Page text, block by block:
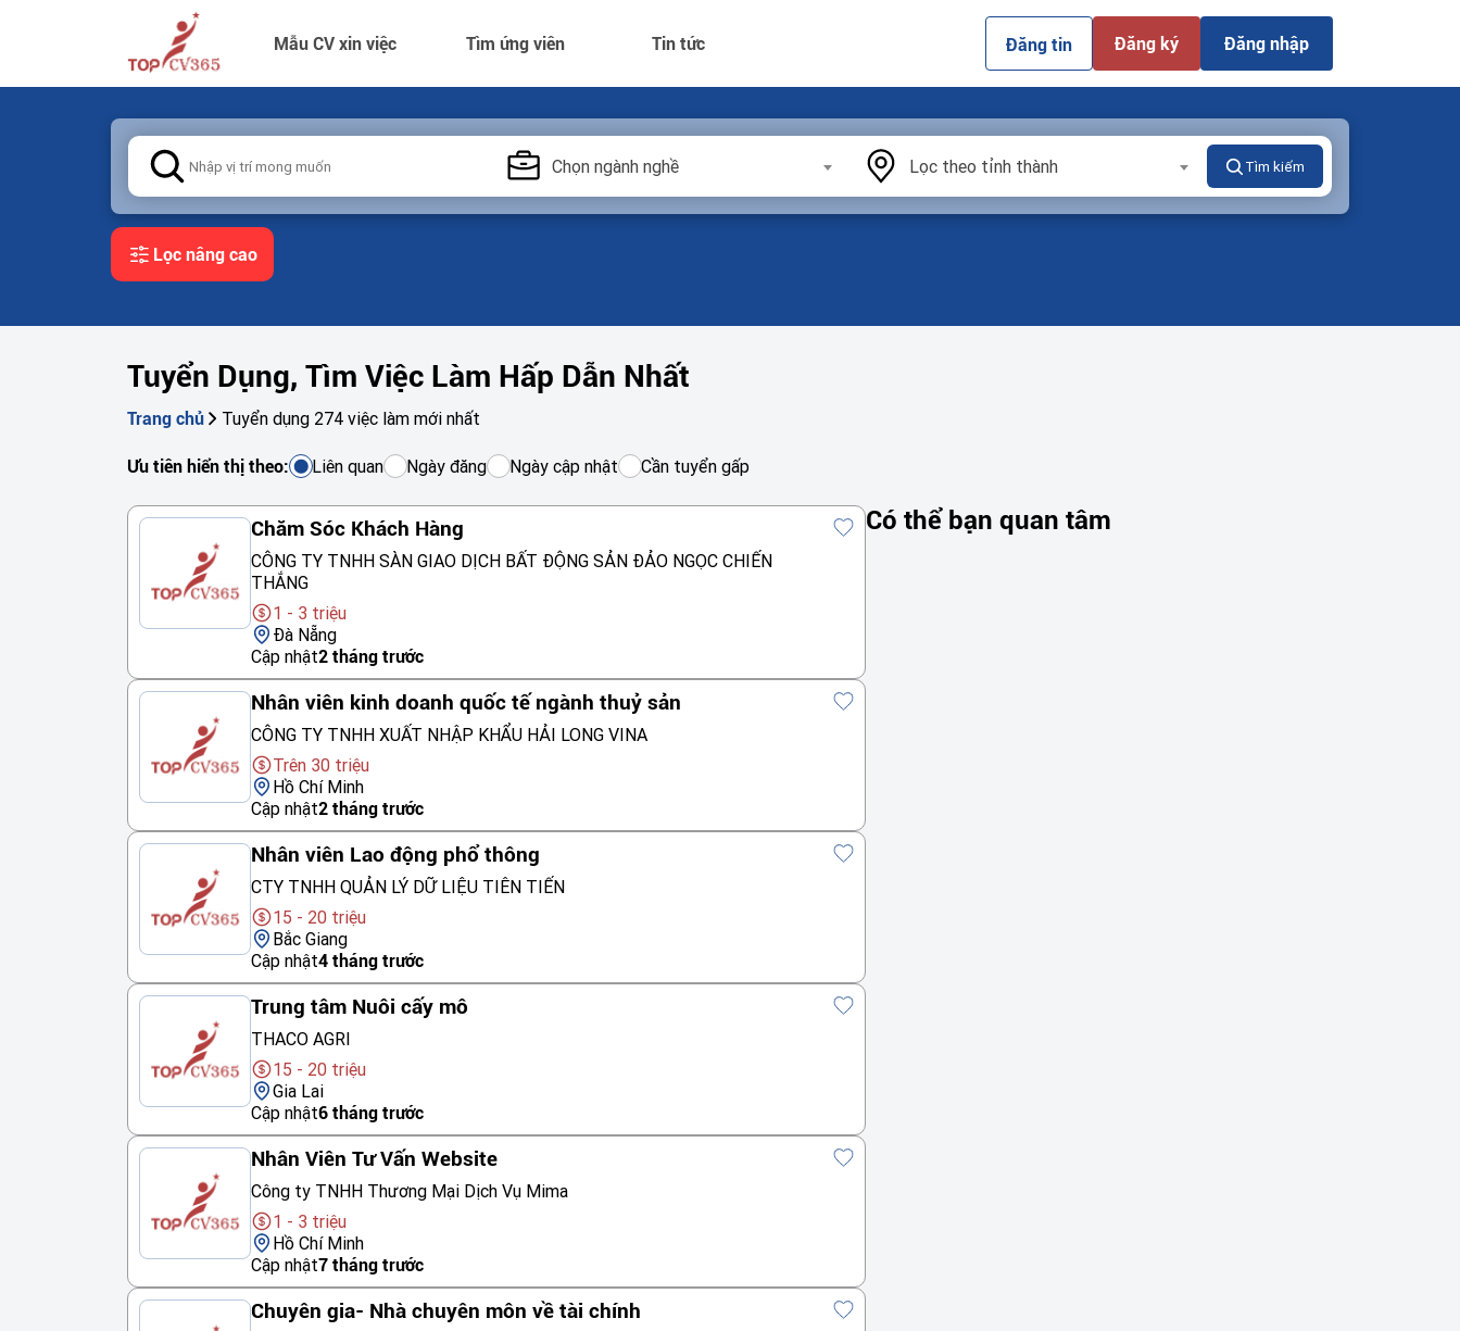
Mẫu CV xin việc Tìm ứng viên Tin tức Đăng tin Đăng ký Đăng nhập
Chọn ngành nghề Lọc theo tỉnh thành Tìm kiếm
Lọc nâng cao
Tuyển Dụng, Tìm Việc Làm Hấp Dẫn Nhất
Trang chủ Tuyển dụng 274 việc làm mới nhất
Ưu tiên hiển thị theo: Liên quan Ngày đăng Ngày cập nhật Cần tuyển gấp
Chăm Sóc Khách Hàng
CÔNG TY TNHH SÀN GIAO DỊCH BẤT ĐỘNG SẢN ĐẢO NGỌC CHIẾN
THẮNG
1 - 3 triệu
Đà Nẵng
Cập nhật2 tháng trước
Nhân viên kinh doanh quốc tế ngành thuỷ sản
CÔNG TY TNHH XUẤT NHẬP KHẨU HẢI LONG VINA
Trên 30 triệu
Hồ Chí Minh
Cập nhật2 tháng trước
Nhân viên Lao động phổ thông
CTY TNHH QUẢN LÝ DỮ LIỆU TIÊN TIẾN
15 - 20 triệu
Bắc Giang
Cập nhật4 tháng trước
Trung tâm Nuôi cấy mô
THACO AGRI
15 - 20 triệu
Gia Lai
Cập nhật6 tháng trước
Nhân Viên Tư Vấn Website
Công ty TNHH Thương Mại Dịch Vụ Mima
1 - 3 triệu
Hồ Chí Minh
Cập nhật7 tháng trước
Chuyên gia- Nhà chuyên môn về tài chính
Có thể bạn quan tâm